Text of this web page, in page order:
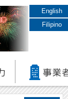
English
Filipino